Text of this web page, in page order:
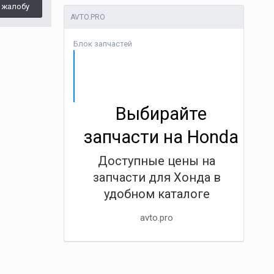
AVTO.PRO
Блок запчастей
Выбирайте
запчасти на Honda
Доступные цены на
запчасти для Хонда в
удобном каталоге
avto.pro